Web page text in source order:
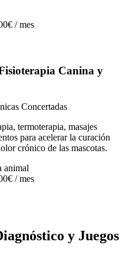
/ mes
Canina y
Concertadas
termoterapia, masajes
para acelerar la curación
crónico de las mascotas.
animal
/ mes
y Juegos